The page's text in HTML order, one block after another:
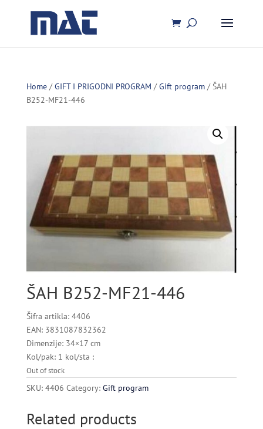
Home/GIFT I PRIGODNI PROGRAM /Gift program/ ŠAH
B252-MF21-446
ŠAH B252-MF21-446
Šifra artikla: 4406
EAN: 3831087832362
Dimenzije: 34×17 cm
Kol/pak: 1 kol/sta :
Out of stock
SKU: 4406 Category: Gift program
Related products